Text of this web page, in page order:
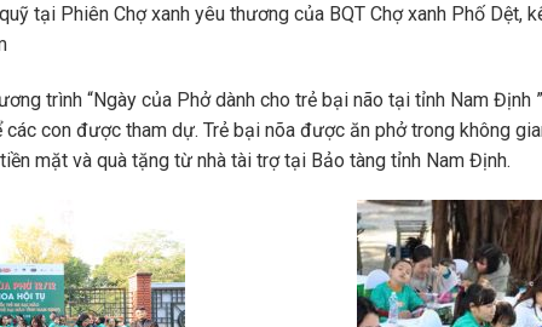
tại Phiên Chợ xanh yêu thương của BQT Chợ xanh Phố Dệt,
trình “Ngày của Phở dành cho trẻ bại não tại tỉnh Nam Định
con được tham dự. Trẻ bại nõa được ăn phở trong không
mặt và quà tặng từ nhà tài trợ tại Bảo tàng tỉnh Nam Định.